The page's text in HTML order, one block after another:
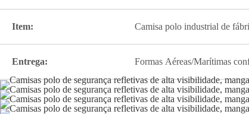
Item: Camisa polo industrial de
Entrega: Formas Aéreas/Marítimas